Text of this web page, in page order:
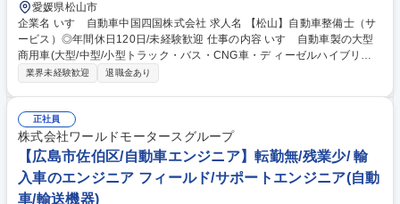
愛媛県松山市
企業名 いすゞ自動車中国四国株式会社 求人名 【松山】自動車整備士（サ
ービス）◎年間休日120日/未経験歓迎 仕事の内容 いすゞ自動車製の大型
商用車(大型/中型/小型トラック・バス・CNG車・デ ィーゼルハイブリッ
ド車)のアフターサービスを行います。車検や定期点 検、オーバーホー
間のトラブル対応などにもあたっていただく事になります。 いすゞでは商
用車であるトラックの不稼働を出さないことを大切にしており、故障診断
等を元に部品交換するのか修理するのかコストと時間を考えて対応してい
くため、一般車の整備と異なりエンジニアとしてのスキルを身に付けるこ
とが出来ます。 募集職種 【松山】自動車整備士（サービス）◎年間休日1
20日/未経験歓迎
業界未経験歓迎 退職金あり
正社員
株式会社ワールドモータースグループ
【広島市佐伯区/自動車エンジニア】転勤無/残業少/ 輸
入車のエンジニア フィールド/サポートエンジニア(自動
車/輸送機器)